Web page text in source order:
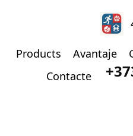
Products Avantaje
Contacte